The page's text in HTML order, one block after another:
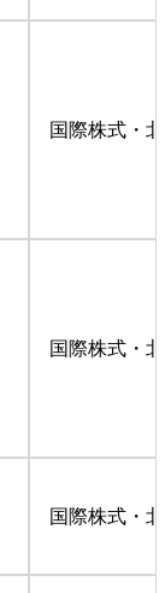
国際株式・
国際株式・
国際株式・